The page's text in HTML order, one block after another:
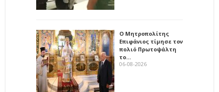
Ο Μητροπολίτης
Επιφάνιος τίμησε τον
πολιό Πρωτοψάλτη
το…
06-08-2026